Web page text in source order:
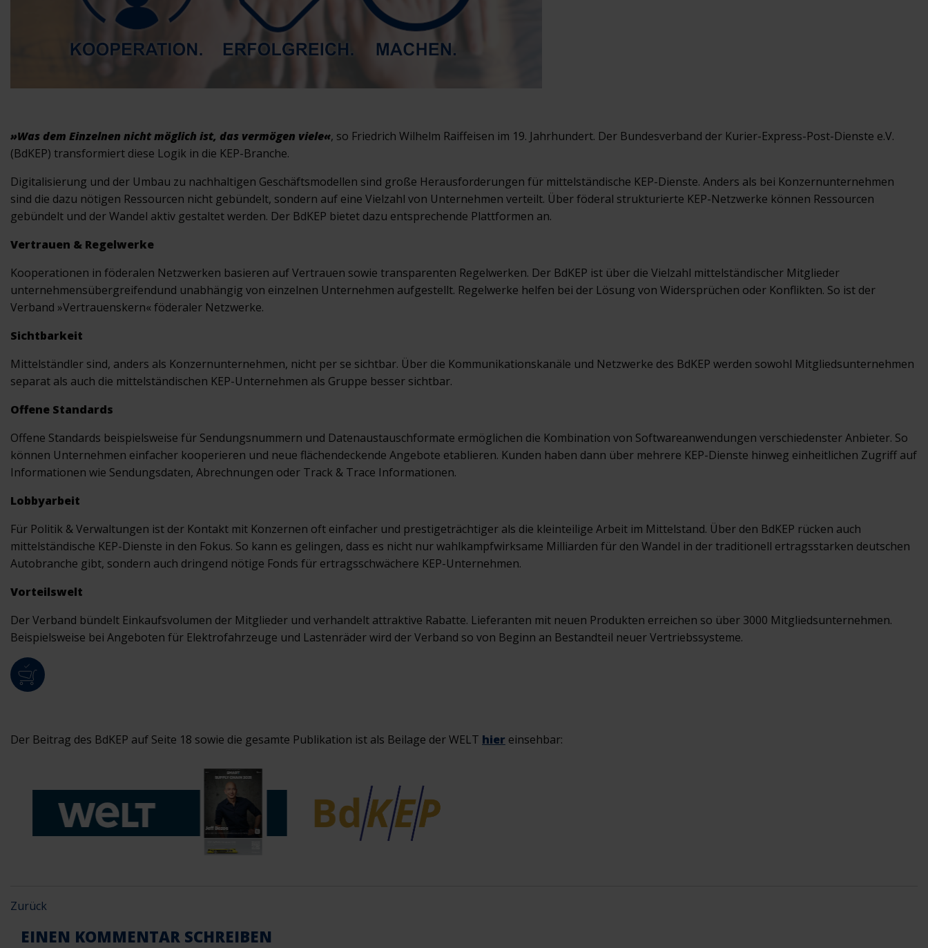
»Was dem Einzelnen nicht möglich ist, das vermögen viele«, so Friedrich Wilhelm Raiffeisen im 19. Jahrhundert. Der Bundesverband der Kurier-Express-Post-Dienste e.V.
(BdKEP) transformiert diese Logik in die KEP-Branche.
Digitalisierung und der Umbau zu nachhaltigen Geschäftsmodellen sind große Herausforderungen für mittelständische KEP-Dienste. Anders als bei Konzernunternehmen
sind die dazu nötigen Ressourcen nicht gebündelt, sondern auf eine Vielzahl von Unternehmen verteilt. Über föderal strukturierte KEP-Netzwerke können Ressourcen
gebündelt und der Wandel aktiv gestaltet werden. Der BdKEP bietet dazu entsprechende Plattformen an.
Vertrauen & Regelwerke
Kooperationen in föderalen Netzwerken basieren auf Vertrauen sowie transparenten Regelwerken. Der BdKEP ist über die Vielzahl mittelständischer Mitglieder
unternehmensübergreifendund unabhängig von einzelnen Unternehmen aufgestellt. Regelwerke helfen bei der Lösung von Widersprüchen oder Konflikten. So ist der
Verband »Vertrauenskern« föderaler Netzwerke.
Sichtbarkeit
Mittelständler sind, anders als Konzernunternehmen, nicht per se sichtbar. Über die Kommunikationskanäle und Netzwerke des BdKEP werden sowohl Mitgliedsunternehmen
separat als auch die mittelständischen KEP-Unternehmen als Gruppe besser sichtbar.
Offene Standards
Offene Standards beispielsweise für Sendungsnummern und Datenaustauschformate ermöglichen die Kombination von Softwareanwendungen verschiedenster Anbieter. So
können Unternehmen einfacher kooperieren und neue flächendeckende Angebote etablieren. Kunden haben dann über mehrere KEP-Dienste hinweg einheitlichen Zugriff auf
Informationen wie Sendungsdaten, Abrechnungen oder Track & Trace Informationen.
Lobbyarbeit
Für Politik & Verwaltungen ist der Kontakt mit Konzernen oft einfacher und prestigeträchtiger als die kleinteilige Arbeit im Mittelstand. Über den BdKEP rücken auch
mittelständische KEP-Dienste in den Fokus. So kann es gelingen, dass es nicht nur wahlkampfwirksame Milliarden für den Wandel in der traditionell ertragsstarken deutschen
Autobranche gibt, sondern auch dringend nötige Fonds für ertragsschwächere KEP-Unternehmen.
Vorteilswelt
Der Verband bündelt Einkaufsvolumen der Mitglieder und verhandelt attraktive Rabatte. Lieferanten mit neuen Produkten erreichen so über 3000 Mitgliedsunternehmen.
Beispielsweise bei Angeboten für Elektrofahrzeuge und Lastenräder wird der Verband so von Beginn an Bestandteil neuer Vertriebssysteme.
Der Beitrag des BdKEP auf Seite 18 sowie die gesamte Publikation ist als Beilage der WELT hier einsehbar:
Zurück
EINEN KOMMENTAR SCHREIBEN